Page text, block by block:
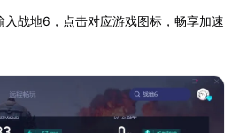
战地6，点击对应游戏图标，畅享加速